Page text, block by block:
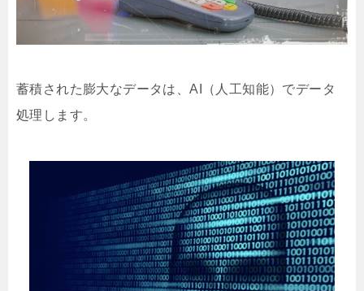
蓄積された膨大なデータは、AI（人工知能）でデータ
処理します。